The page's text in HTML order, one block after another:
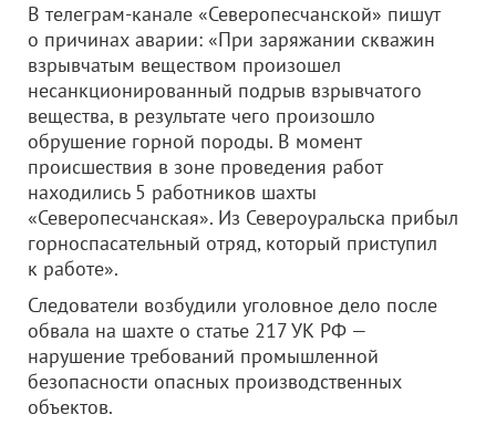
В телеграм-канале «Северопесчанской» пишут
о причинах аварии: «При заряжании скважин
взрывчатым веществом произошел
несанкционированный подрыв взрывчатого
вещества, в результате чего произошло
обрушение горной породы. В момент
происшествия в зоне проведения работ
находились 5 работников шахты
«Северопесчанская». Из Североуральска прибыл
горноспасательный отряд, который приступил
к работе».
Следователи возбудили уголовное дело после
обвала на шахте о статье 217 УК РФ —
нарушение требований промышленной
безопасности опасных производственных
объектов.